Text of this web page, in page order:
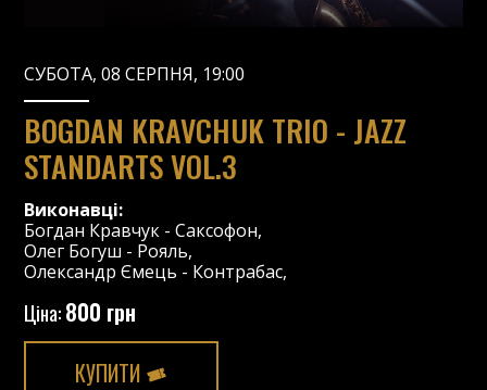
СУБОТА, 08 СЕРПНЯ, 19:00
BOGDAN KRAVCHUK TRIO - JAZZ
STANDARTS VOL.3
Виконавці:
Богдан Кравчук -Саксофон,
Олег Богуш - Рояль,
Олександр Ємець - Контрабас,
Ціна:800 грн
КУПИТИ